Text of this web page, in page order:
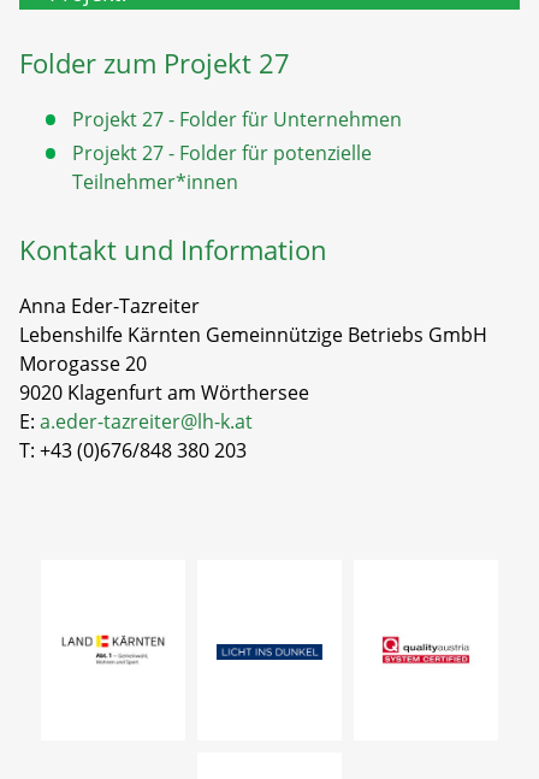
Folder zum Projekt 27
Projekt 27 - Folder für Unternehmen
Projekt 27 - Folder für potenzielle
Teilnehmer*innen
Kontakt und Information
Anna Eder-Tazreiter
Lebenshilfe Kärnten Gemeinnützige Betriebs GmbH
Morogasse 20
9020 Klagenfurt am Wörthersee
E: a.eder-tazreiter@lh-k.at
T: +43 (0)676/848 380 203